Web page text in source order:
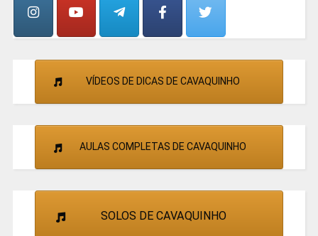
VÍDEOS DE DICAS DE CAVAQUINHO
AULAS COMPLETAS DE CAVAQUINHO
SOLOS DE CAVAQUINHO